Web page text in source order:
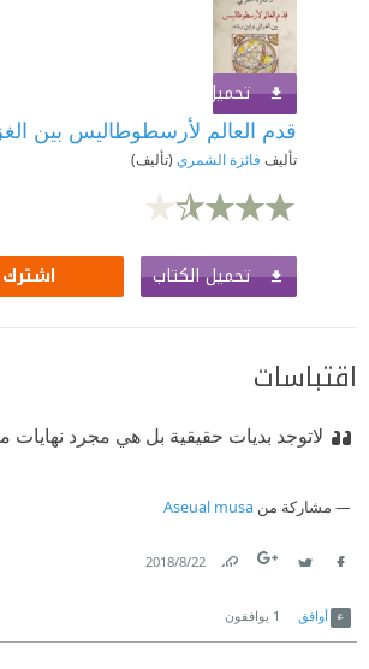
تحميل الكتاب
قدم العالم لأرسطوطاليس بين
تأليف فائزة الشمري (تأليف)
تحميل الكتاب اشترك
اقتباسات
لاتوجد بديات حقيقية بل هي مجرد نهايات
مشاركة من Aseual musa
22‏/8‏/2018
أوافق 1 يوافقون